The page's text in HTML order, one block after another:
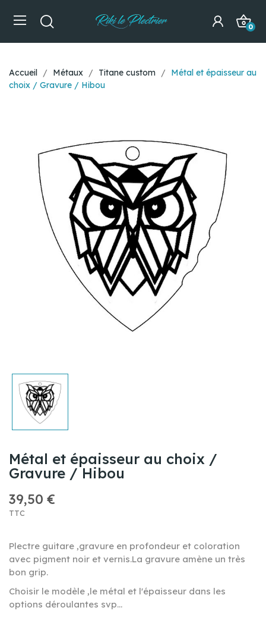
0
Accueil Métaux Titane custom
Métal et épaisseur au
choix / Gravure / Hibou
Métal et épaisseur au choix /
Gravure / Hibou
39,50 €
TTC
Plectre guitare ,gravure en profondeur et coloration
avec pigment noir et vernis.La gravure amène un très
bon grip.
Choisir le modèle ,le métal et l'épaisseur dans les
options déroulantes svp...